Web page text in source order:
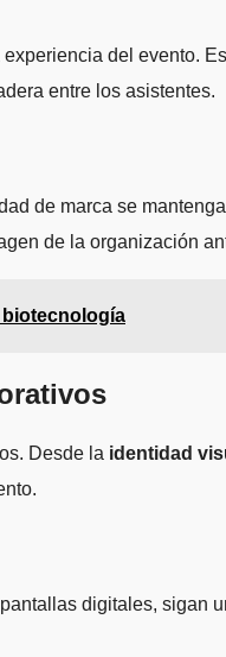
del evento.
entre los asistentes.
de marca se
de la organización
biotecnología
Desde la identidad
digitales, sigan